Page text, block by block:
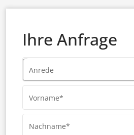
Ihre Anfrage
Anrede
Vorname*
Nachname*